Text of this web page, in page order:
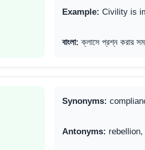
Example: Civility is
বাংলা: ক্লাসে প্রশ্ন করার
Synonyms:
Antonyms: